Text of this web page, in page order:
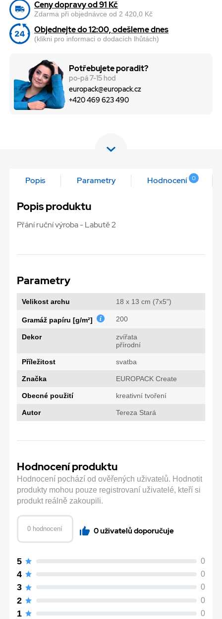
Ceny dopravy od 91 Kč
Zdarma při objednávce od 2 420,0 Kč
Objednejte do 12:00, odešleme dnes
(klikni pro informaci o dodacích lhůtách)
Potřebujete poradit?
po-pá 7-15 hod
europack@europack.cz
+420 469 623 490
Popis Parametry Hodnocení 0
Popis produktu
Přání ruční výroba - Labutě 2
Parametry
Velikost archu 18 x 13 cm (7x5")
Gramáž papíru [g/m²] 200
Dekor
zvířata
přírodní
Příležitost svatba
Značka EUROPACK Create
Obecné použití kreativní tvoření
Autor Tereza Stará
Hodnocení produktu
Hodnocení pochází od ověřených uživatelů. Hodnotit
produkty mohou pouze registrovaní uživatelé, kteří si
produkt reálně zakoupili.
0 hodnocení 0 uživatelů doporučuje
5 0
4 0
3 0
2 0
1 0